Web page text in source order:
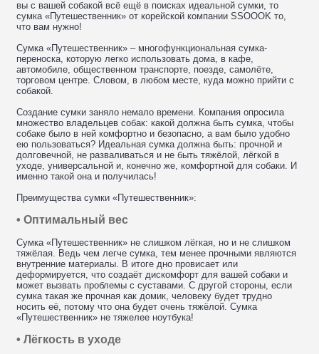
вы с вашей собакой всё ещё в поисках идеальной сумки, то
сумка «Путешественник» от корейской компании SSOOOK то,
что вам нужно!
Сумка «Путешественник» – многофункциональная сумка-
переноска, которую легко использовать дома, в кафе,
автомобиле, общественном транспорте, поезде, самолёте,
торговом центре. Словом, в любом месте, куда можно прийти с
собакой.
Создание сумки заняло немало времени. Компания опросила
множество владельцев собак: какой должна быть сумка, чтобы
собаке было в ней комфортно и безопасно, а вам было удобно
ею пользоваться? Идеальная сумка должна быть: прочной и
долговечной, не разваливаться и не быть тяжёлой, лёгкой в
уходе, универсальной и, конечно же, комфортной для собаки. И
именно такой она и получилась!
Преимущества сумки «Путешественник»:
• Оптимальный вес
Сумка «Путешественник» не слишком лёгкая, но и не слишком
тяжёлая. Ведь чем легче сумка, тем менее прочными являются
внутренние материалы. В итоге дно провисает или
деформируется, что создаёт дискомфорт для вашей собаки и
может вызвать проблемы с суставами. С другой стороны, если
сумка такая же прочная как домик, человеку будет трудно
носить её, потому что она будет очень тяжёлой. Сумка
«Путешественник» не тяжелее ноутбука!
• Лёгкость в уходе